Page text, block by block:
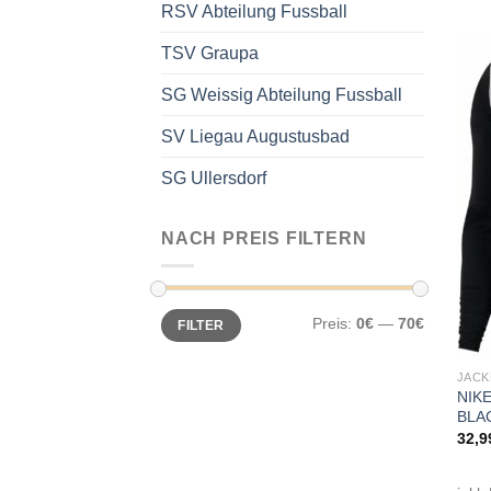
RSV Abteilung Fussball
TSV Graupa
SG Weissig Abteilung Fussball
SV Liegau Augustusbad
SG Ullersdorf
NACH PREIS FILTERN
Min.
Preis
Max.
PreisFILTER Preis: 0€ — 70€